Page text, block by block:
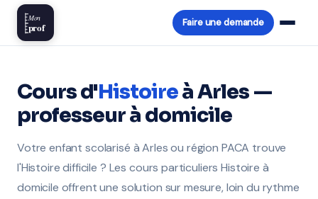
Mon
prof Faire une demande
Cours d'Histoireà Arles —
professeur à domicile
Votre enfant scolarisé à Arles ou région PACA trouve
l'Histoire difficile ? Les cours particuliers Histoire à
domicile offrent une solution sur mesure, loin du rythme